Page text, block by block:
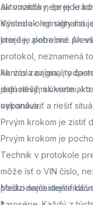
automaticky, že je
Výsledok len
ktoré je potrebné
Ak vozidlo neprejde
Kontrola originality má
prejde, alebo nie. Ak
protokol, neznamená
kontrola originality
dajú riešiť, ak viete
nepanikáriť a riešiť
Ak vás zaujíma,,
jednotlivými úkonmi,
vykonáva.
Prvým krokom je zistiť
Prvým krokom je
Technik v protokole
môže ísť o VIN číslo,
poškodené
Medzi najčastejšie